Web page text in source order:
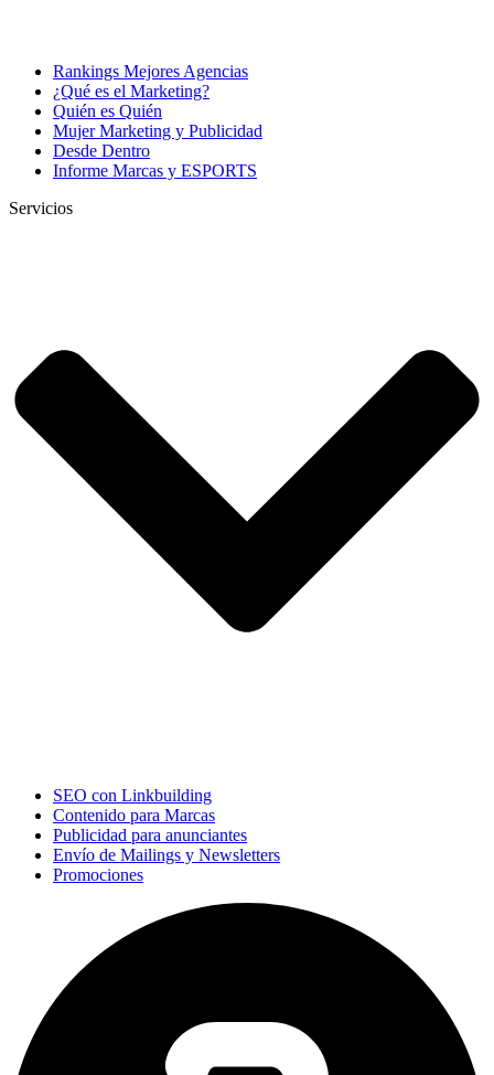
Rankings Mejores Agencias
¿Qué es el Marketing?
Quién es Quién
Mujer Marketing y Publicidad
Desde Dentro
Informe Marcas y ESPORTS
Servicios
SEO con Linkbuilding
Contenido para Marcas
Publicidad para anunciantes
Envío de Mailings y Newsletters
Promociones